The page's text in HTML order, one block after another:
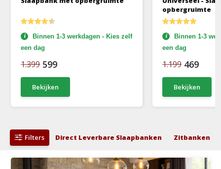
Binnen 1-3 werkdagen - Kies zelf
een dag
1.399 599
Bekijken
opbergruimte
Binnen 1-3
een dag
1.199 469
Bekijken
Filters Direct Leverbare Slaapbanken Zitbanken